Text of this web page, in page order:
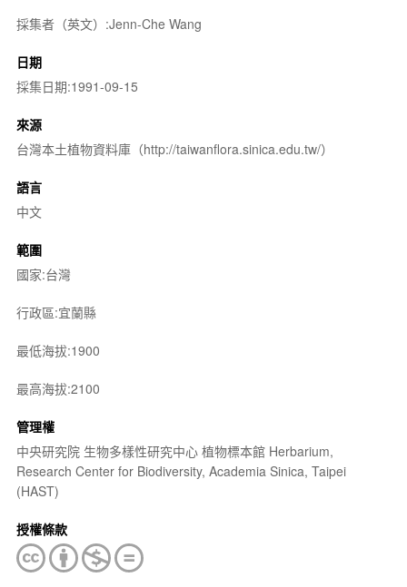
採集者（英文）:Jenn-Che Wang
日期
採集日期:1991-09-15
來源
台灣本土植物資料庫（http://taiwanflora.sinica.edu.tw/）
語言
中文
範圍
國家:台灣
行政區:宜蘭縣
最低海拔:1900
最高海拔:2100
管理權
中央研究院 生物多樣性研究中心 植物標本館 Herbarium,
Research Center for Biodiversity, Academia Sinica, Taipei
(HAST)
授權條款